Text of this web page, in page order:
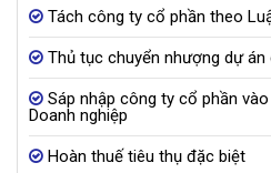
Tách công ty cổ phần theo
Thủ tục chuyển nhượng dự
Sáp nhập công ty cổ phần
Doanh nghiệp
Hoàn thuế tiêu thụ đặc biệt